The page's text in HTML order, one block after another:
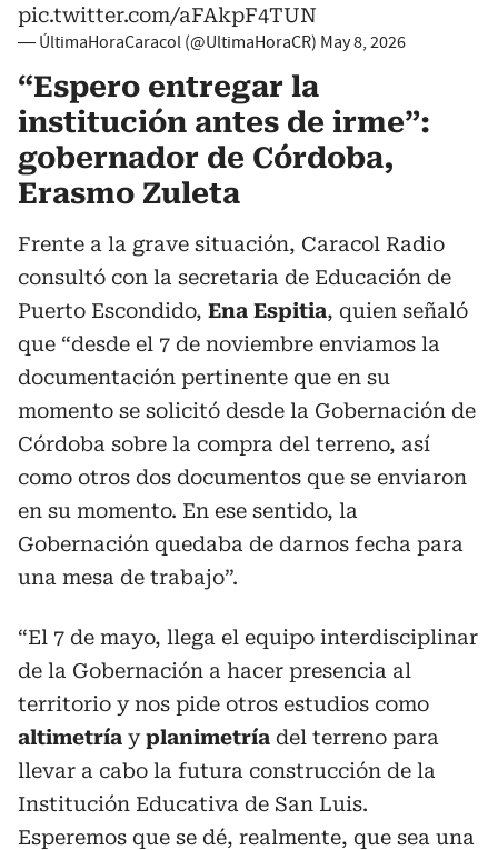
pic.twitter.com/aFAkpF4TUN
— ÚltimaHoraCaracol (@UltimaHoraCR) May 8, 2026
“Espero entregar la
institución antes de irme”:
gobernador de Córdoba,
Erasmo Zuleta
Frente a la grave situación, Caracol Radio
consultó con la secretaria de Educación de
Puerto Escondido, Ena Espitia, quien señaló
que “desde el 7 de noviembre enviamos la
documentación pertinente que en su
momento se solicitó desde la Gobernación de
Córdoba sobre la compra del terreno, así
como otros dos documentos que se enviaron
en su momento. En ese sentido, la
Gobernación quedaba de darnos fecha para
una mesa de trabajo”.
“El 7 de mayo, llega el equipo interdisciplinar
de la Gobernación a hacer presencia al
territorio y nos pide otros estudios como
altimetría yplanimetría del terreno para
llevar a cabo la futura construcción de la
Institución Educativa de San Luis.
Esperemos que se dé, realmente, que sea una